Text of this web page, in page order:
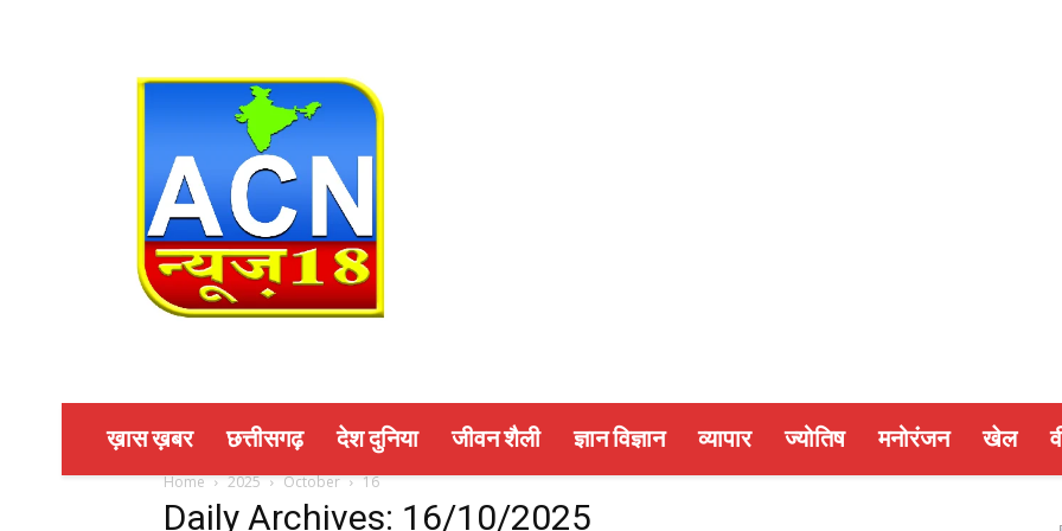
ख़ास ख़बर छत्तीसगढ़ देश दुनिया जीवन शैली ज्ञान विज्ञान व्यापार ज्योतिष मनोरंजन खेल
Home 2025 October 16
Daily Archives: 16/10/2025